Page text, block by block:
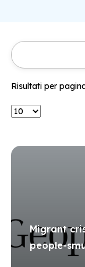
Risultati per
Migrant
people-